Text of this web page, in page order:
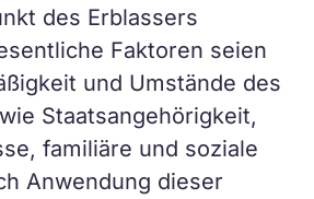
des Erblassers
Faktoren seien
und Umstände des
Staatsangehörigkeit,
familiäre und soziale
Anwendung dieser